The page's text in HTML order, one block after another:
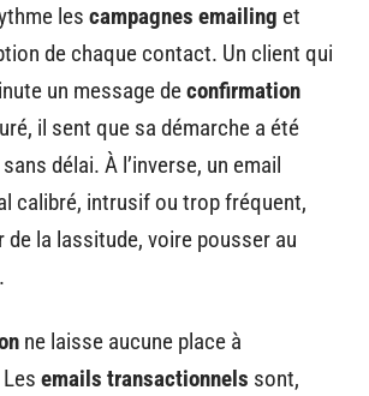
les campagnes emailing et
de chaque contact. Un client qui
un message deconfirmation
il sent que sa démarche a été
délai. À l’inverse, un email
calibré, intrusif ou trop fréquent,
de la lassitude, voire pousser au
ne laisse aucune place à
emails transactionnels sont,